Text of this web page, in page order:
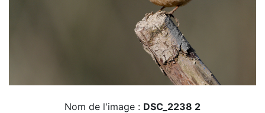
Nom de l'image : DSC_2238 2